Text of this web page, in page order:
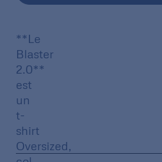
**Le
Blaster
2.0**
est
un
t-
shirt
Oversized,